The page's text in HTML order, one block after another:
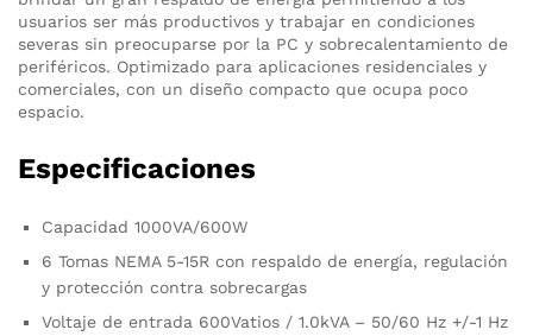
usuarios ser más productivos y trabajar en condiciones
severas sin preocuparse por la PC y sobrecalentamiento de
periféricos. Optimizado para aplicaciones residenciales y
comerciales, con un diseño compacto que ocupa poco
espacio.
Especificaciones
Capacidad 1000VA/600W
6 Tomas NEMA 5-15R con respaldo de energía, regulación
y protección contra sobrecargas
Voltaje de entrada 600Vatios / 1.0kVA – 50/60 Hz +/-1 Hz